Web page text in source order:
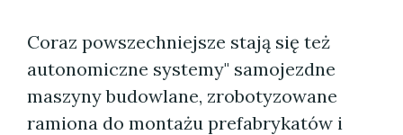
Coraz powszechniejsze stają się też
autonomiczne systemy" samojezdne
maszyny budowlane, zrobotyzowane
ramiona do montażu prefabrykatów i